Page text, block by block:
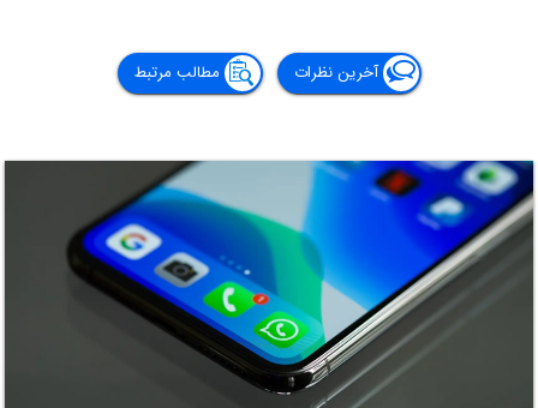
آخرین نظرات مطالب مرتبط